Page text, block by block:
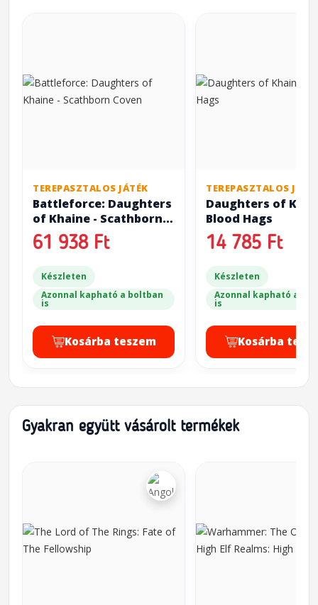
TEREPASZTALOS JÁTÉK
Battleforce: Daughters
of Khaine - Scathborn
Coven
61 938 Ft
Készleten
Azonnal kapható a boltban
is
Kosárba teszem
TEREPASZTALOS
Daughters of
Blood Hags
14 785 Ft
Készleten
Azonnal kapható a
is
Kosárba
Gyakran együtt vásárolt termékek